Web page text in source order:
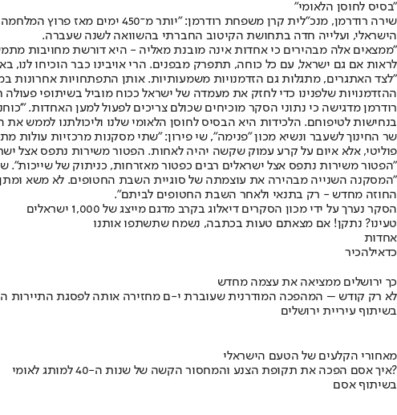
"בסיס לחוסן הלאומי"
הישראלי, ועלייה חדה בתחושת הקיטוב החברתי בהשוואה לשנה שעברה.
"ממצאים אלה מבהירים כי אחדות אינה מובנת מאליה - היא דורשת מחויבות
לראות אם גם ישראל, עם כל כוחה, תתפרק מבפנים. הרי אויבינו כבר הוכיחו לנו,
"לצד האתגרים, מתגלות גם הזדמנויות משמעותיות. אותן התפתחויות אחרונות
ההזדמנויות שלפנינו כדי לחזק את מעמדה של ישראל ככוח מוביל בשיתופי פעולה
רודרמן מדגישה כי נתוני הסקר מוכיחים שכולם צריכים לפעול למען האחדות.
בנחישות לטיפוחם. הלכידות היא הבסיס לחוסן הלאומי שלנו וליכולתנו לממש
שר החינוך לשעבר ונשיא מכון "פנימה", שי פירון: "שתי מסקנות מרכזיות עולות
פוליטי, אלא איום על קרע עמוק שקשה יהיה לאחות. הפטור משירות נתפס אצל
"הפטור משירות נתפס אצל ישראלים רבים כפטור מאזרחות, כניתוק של שייכות". שי
"המסקנה השנייה מבהירה את עוצמתה של סוגיית השבת החטופים. לא משא
החוזה מחדש - רק בתנאי ולאחר השבת החטופים לביתם".
הסקר נערך על ידי מכון הסקרים דיאלוג בקרב מדגם מייצג של 1,000 ישראלים
טעינו? נתקן! אם מצאתם טעות בכתבה, נשמח שתשתפו אותנו
אחדות
כדאילהכיר
כך ירושלים ממציאה את עצמה מחדש
לא רק קודש – המהפכה המודרנית שעוברת י-ם מחזירה אותה לפסגת התיירות
בשיתוף עיריית ירושלים
מאחורי הקלעים של הטעם הישראלי
איך אסם הפכה את תקופת הצנע והמחסור הקשה של שנות ה-40 למותג לאומי?
בשיתוף אסם